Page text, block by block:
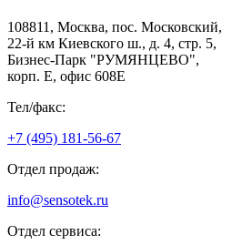
108811, Москва, пос. Московский,
22-й км Киевского ш., д. 4, стр. 5,
Бизнес-Парк "РУМЯНЦЕВО",
корп. Е, офис 608E
Тел/факс:
+7 (495) 181-56-67
Отдел продаж:
info@sensotek.ru
Отдел сервиса: